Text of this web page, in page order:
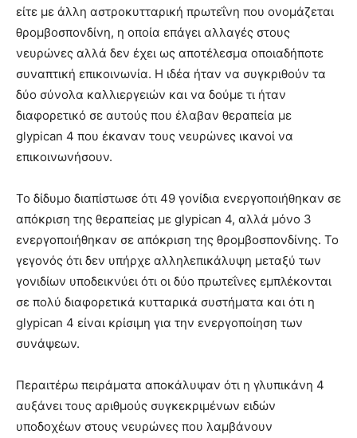
είτε με άλλη αστροκυτταρική πρωτεΐνη που ονομάζεται
θρομβοσπονδίνη, η οποία επάγει αλλαγές στους
νευρώνες αλλά δεν έχει ως αποτέλεσμα οποιαδήποτε
συναπτική επικοινωνία. Η ιδέα ήταν να συγκριθούν τα
δύο σύνολα καλλιεργειών και να δούμε τι ήταν
διαφορετικό σε αυτούς που έλαβαν θεραπεία με
glypican 4 που έκαναν τους νευρώνες ικανοί να
επικοινωνήσουν.
Το δίδυμο διαπίστωσε ότι 49 γονίδια ενεργοποιήθηκαν σε
απόκριση της θεραπείας με glypican 4, αλλά μόνο 3
ενεργοποιήθηκαν σε απόκριση της θρομβοσπονδίνης. Το
γεγονός ότι δεν υπήρχε αλληλεπικάλυψη μεταξύ των
γονιδίων υποδεικνύει ότι οι δύο πρωτεΐνες εμπλέκονται
σε πολύ διαφορετικά κυτταρικά συστήματα και ότι η
glypican 4 είναι κρίσιμη για την ενεργοποίηση των
συνάψεων.
Περαιτέρω πειράματα αποκάλυψαν ότι η γλυπικάνη 4
αυξάνει τους αριθμούς συγκεκριμένων ειδών
υποδοχέων στους νευρώνες που λαμβάνουν